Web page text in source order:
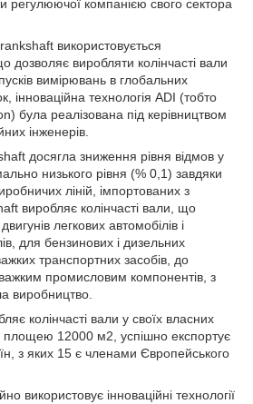
регулюючої компанією свого сектора
використовується
дозволяє виробляти колінчасті вали
вимірювань в глобальних
інноваційна технологія ADI (тобто
була реалізована під керівництвом
інженерів.
досягла зниження рівня відмов у
низького рівня (% 0,1) завдяки
ліній, імпортованих з
виробляє колінчасті вали, що
легкових автомобілів і
для бензинових і дизельних
транспортних засобів, до
промисловим компонентів, з
виробництво.
колінчасті вали у своїх власних
площею 12000 м2, успішно експортує
з яких 15 є членами Європейського
використовує інноваційні технології